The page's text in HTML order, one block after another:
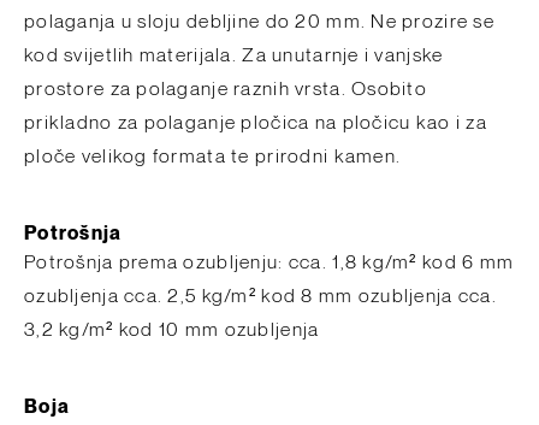
polaganja u sloju debljine do 20 mm. Ne prozire se
kod svijetlih materijala. Za unutarnje i vanjske
prostore za polaganje raznih vrsta. Osobito
prikladno za polaganje pločica na pločicu kao i za
ploče velikog formata te prirodni kamen.
Potrošnja
​Potrošnja prema ozubljenju: cca. 1,8 kg/m² kod 6 mm
ozubljenja cca. 2,5 kg/m² kod 8 mm ozubljenja cca.
3,2 kg/m² kod 10 mm ozubljenja
Boja